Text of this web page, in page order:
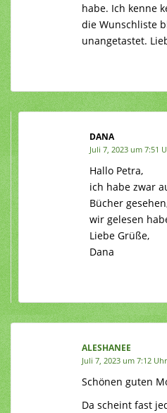
habe. Ich kenne
die Wunschliste
unangetastet.
DANA
Juli 7, 2023 um 7:51
Hallo Petra,
ich habe zwar
Bücher
wir gelesen
Liebe Grüße,
Dana
ALESHANEE
Juli 7, 2023 um 7:12 Uhr
Schönen guten
Da scheint fast